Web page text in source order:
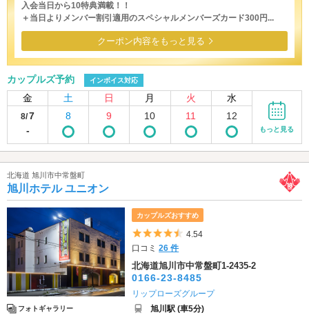
入会当日から10特典満載！！
＋当日よりメンバー割引適用のスペシャルメンバーズカード300円...
クーポン内容をもっと見る
カップルズ予約 インボイス対応
金 土 日 月 火 水
8/7
-
8 9 10 11 12
もっと見る
北海道 旭川市中常盤町
旭川ホテル ユニオン
フォトギャラリー
カップルズおすすめ
5つ星のうち4.5
4.54
口コミ26 件
北海道旭川市中常盤町1-2435-2
0166-23-8485
リップローズグループ
旭川駅 (車5分)